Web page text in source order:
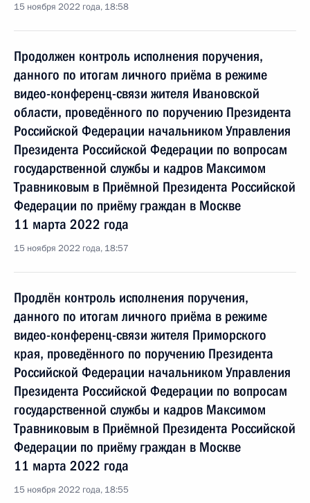
15 ноября 2022 года, 18:58
Продолжен контроль исполнения поручения,
данного по итогам личного приёма в режиме
видео-конференц-связи жителя Ивановской
области, проведённого по поручению Президента
Российской Федерации начальником Управления
Президента Российской Федерации по вопросам
государственной службы и кадров Максимом
Травниковым в Приёмной Президента Российской
Федерации по приёму граждан в Москве
11 марта 2022 года
15 ноября 2022 года, 18:57
Продлён контроль исполнения поручения,
данного по итогам личного приёма в режиме
видео-конференц-связи жителя Приморского
края, проведённого по поручению Президента
Российской Федерации начальником Управления
Президента Российской Федерации по вопросам
государственной службы и кадров Максимом
Травниковым в Приёмной Президента Российской
Федерации по приёму граждан в Москве
11 марта 2022 года
15 ноября 2022 года, 18:55